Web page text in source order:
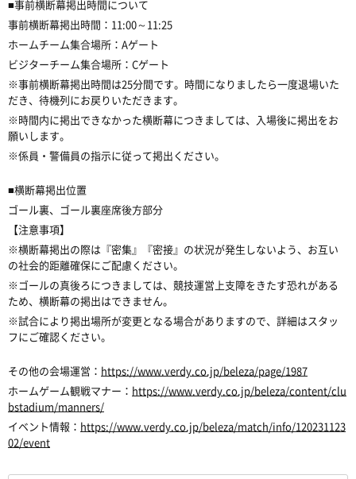
■事前横断幕掲出時間について
事前横断幕掲出時間：11:00～11:25
ホームチーム集合場所：Aゲート
ビジターチーム集合場所：Cゲート
※事前横断幕掲出時間は25分間です。時間になりましたら一度退場いた
だき、待機列にお戻りいただきます。
※時間内に掲出できなかった横断幕につきましては、入場後に掲出をお
願いします。
※係員・警備員の指示に従って掲出ください。
■横断幕掲出位置
ゴール裏、ゴール裏座席後方部分
【注意事項】
※横断幕掲出の際は『密集』『密接』の状況が発生しないよう、お互い
の社会的距離確保にご配慮ください。
※ゴールの真後ろにつきましては、競技運営上支障をきたす恐れがある
ため、横断幕の掲出はできません。
※試合により掲出場所が変更となる場合がありますので、詳細はスタッ
フにご確認ください。
その他の会場運営： https://www.verdy.co.jp/beleza/page/1987
ホームゲーム観戦マナー： https://www.verdy.co.jp/beleza/content/clu
bstadium/manners/
イベント情報： https://www.verdy.co.jp/beleza/match/info/120231123
02/event